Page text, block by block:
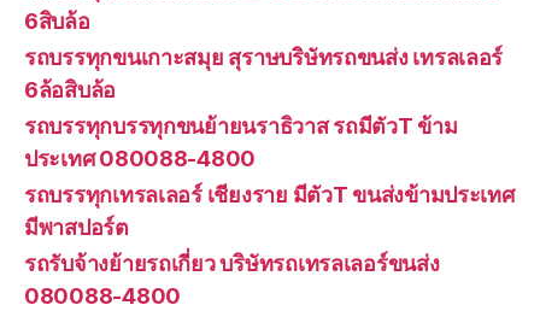
6สิบล้อ
รถบรรทุกขนเกาะสมุย สุราษบริษัทรถขนส่ง เทรลเลอร์
6ล้อสิบล้อ
รถบรรทุกบรรทุกขนย้ายนราธิวาส รถมีตัวT ข้าม
ประเทศ 080088-4800
รถบรรทุกเทรลเลอร์ เชียงราย มีตัวT ขนส่งข้ามประเทศ
มีพาสปอร์ต
รถรับจ้างย้ายรถเกี่ยว บริษัทรถเทรลเลอร์ขนส่ง
080088-4800